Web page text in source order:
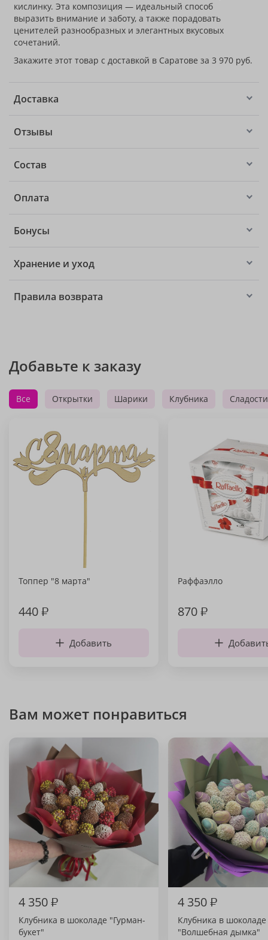
кислинку. Эта композиция — идеальный способ
выразить внимание и заботу, а также порадовать
ценителей разнообразных и элегантных вкусовых
сочетаний.
Закажите этот товар с доставкой в Саратове за 3 970 руб.
Доставка
Отзывы
Состав
Оплата
Бонусы
Хранение и уход
Правила возврата
Добавьте к заказу
Все Открытки Шарики Клубника Сладости
Топпер "8 марта"
440₽
Добавить
Раффаэлло
870₽
Вам может понравиться
4 350₽
Клубника в шоколаде "Гурман-
букет"
4 350₽
Клубника в шоколаде
"Волшебная дымка"